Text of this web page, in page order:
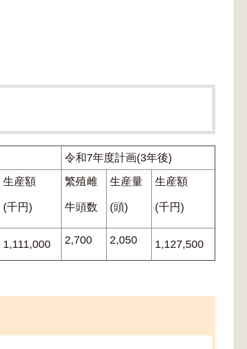
令和7年度計画(3年後)
生産額
(千円)
繁殖雌
牛頭数
生産量
(頭)
生産額
(千円)
1,111,000 2,700 2,050 1,127,500